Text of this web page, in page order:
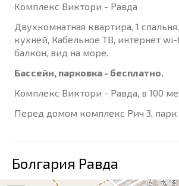
Kомплекс Виктори - Равда
Двухкомнатная квартира, 1
кухней, Кабельное ТВ, интернет
балкон, вид на море.
Бассейн, парковка - бесплатно.
Kомплекс Виктори - Равда, в 100
Перед домом комплекс Рич 3, парк
Болгария Равда